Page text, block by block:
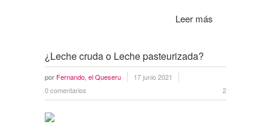
Leer más
¿Leche cruda o Leche pasteurizada?
por Fernando, el Queseru
17 junio 2021
0 comentarios
2